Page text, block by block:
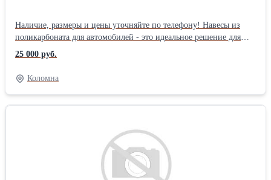
Наличие, размеры и цены уточняйте по телефону! Навесы из
поликарбоната для автомобилей - это идеальное решение для
автомобилистов, которые хотят защитить свою машину от
неблагоприятной погоды. Размер В 3,45 м. Ш - 3,3 м. Д - 4м. -
6м. - 8м. - 10м. столбы опорные грунтованные 50 мм, дуги 40
мм. Доставка бесплатная по области и городу. Использование
навесов из металла стало очень популярным в последнее время.
встречаем их и в городе, и на приусадебных участках — они
находят применение везде, легко вписываются в существующую
архитектуру.Производитель: Собственное производство
25 000 руб.
Коломна